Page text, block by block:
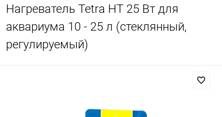
Нагреватель Tetra HT 25 Вт для
аквариума 10 - 25 л (стеклянный,
регулируемый)